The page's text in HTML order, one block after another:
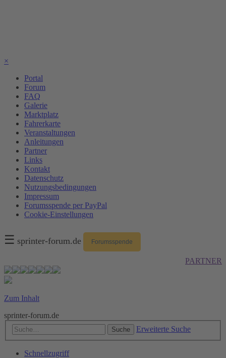
×
Portal
Forum
FAQ
Galerie
Marktplatz
Fahrerkarte
Veranstaltungen
Anleitungen
Partner
Links
Kontakt
Datenschutz
Nutzungsbedingungen
Impressum
Forumsspende per PayPal
Cookie-Einstellungen
☰ sprinter-forum.de Forumsspende
PARTNER
Zum Inhalt
sprinter-forum.de
Suche Erweiterte Suche
Schnellzugriff